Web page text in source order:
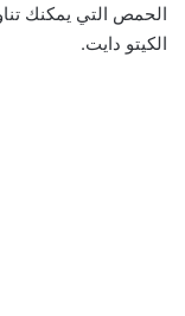
الحمص التي يمكنك
الكيتو دايت.